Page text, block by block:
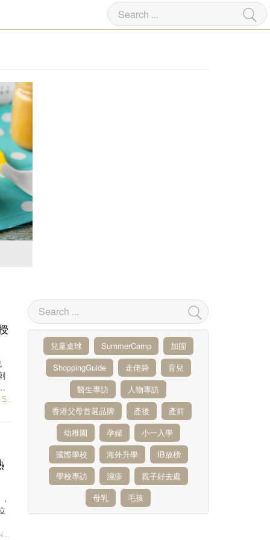
/HEALTH & BEAUTY/NUTRITION
兒童桌球 SummerCamp
加固
ShoppingGuide
走佬袋
育兒
醫生專訪
人物專訪
香港父母首選品牌
產後
產前
幼稚園
孕婦
小一入學
國際學校
海外升學
IB放榜
學校專訪
濕疹
親子好去處
母乳
毛孩